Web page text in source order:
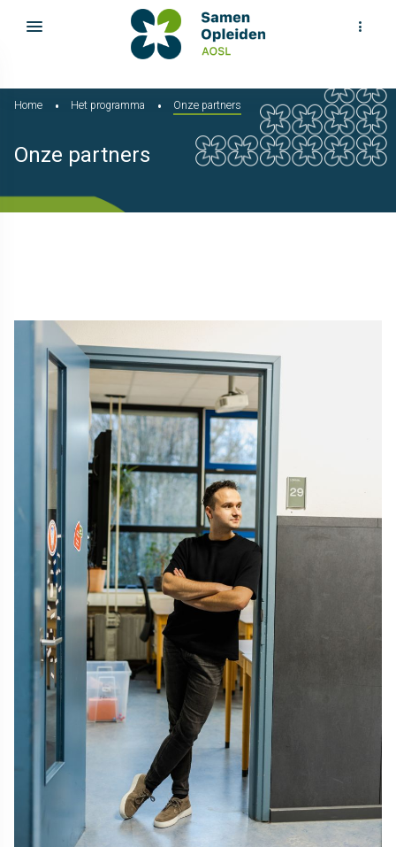
Home Het programma Onze partners
Onze partners